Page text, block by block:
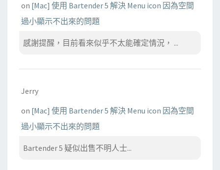
on [Mac] 使用 Bartender 5 解決 Menu icon 因為空間
過小顯示不出來的問題
感謝提醒，目前看來似乎不太能確定情況， ...
Jerry
on [Mac] 使用 Bartender 5 解決 Menu icon 因為空間
過小顯示不出來的問題
Bartender 5 疑似出售不明人士...